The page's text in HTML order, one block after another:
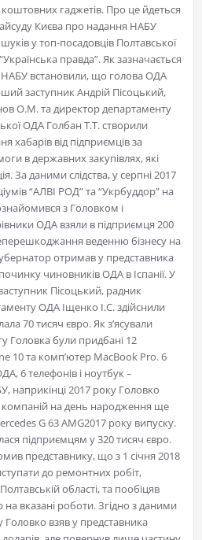
гаджетів. Про це йдеться
Києва про надання НАБУ
у топ-посадовців Полтавської
правда”. Як зазначається
НАБУ встановили, що голова ОДА
заступник Андрій Пісоцький,
О.М. та директор департаменту
ОДА Голбан Т.Т. створили
хабарів від підприємців за
в державних закупівлях, які
За даними слідства, у серпні 2017
“АЛВІ РОД” та “Укрбуддор” на
з Головком і
ОДА взяли в підприємця 200
веденню бізнесу на
отримав у представника
чиновників ОДА в Іспанії. У
Пісоцький, радник
ОДА Іщенко І.С. здійснили
70 тисяч євро. Як з’ясували
Головка були придбані 12
10 та комп’ютер MacBook Pro. 6
6 телефонів і ноутбук –
наприкінці 2017 року Головко
компаній на день народження ще
G 63 AMG2017 року випуску.
підприємцям у 320 тисяч євро.
представнику, що з 1 січня 2018
до ремонтних робіт,
області, та пообіцяв
вказані роботи. Згідно з даними
Головко взяв у представника